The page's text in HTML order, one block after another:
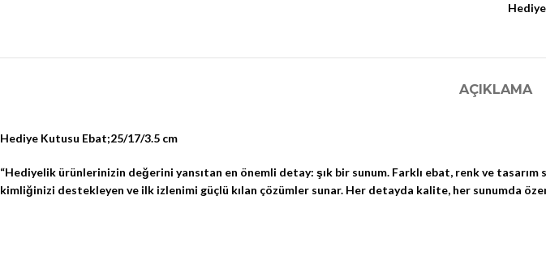
AÇIKLAMA
Hediye Kutusu Ebat;25/17/3.5 cm
“Hediyelik ürünlerinizin değerini yansıtan en önemli detay: şık bir sunum. Farklı ebat, renk ve
kimliğinizi destekleyen ve ilk izlenimi güçlü kılan çözümler sunar. Her detayda kalite, her sunumda